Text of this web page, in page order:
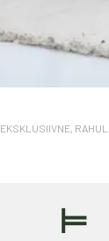
EKSKLUSIIVNE,
⊨